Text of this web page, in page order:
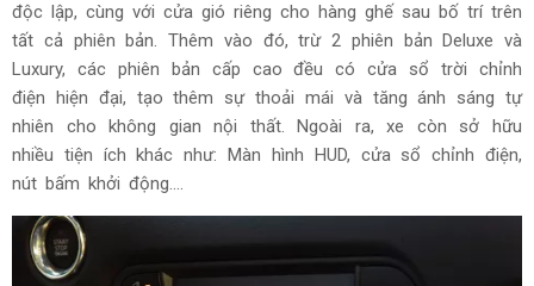
độc lập, cùng với cửa gió riêng cho hàng ghế sau bố trí trên
tất cả phiên bản. Thêm vào đó, trừ 2 phiên bản Deluxe và
Luxury, các phiên bản cấp cao đều có cửa sổ trời chỉnh
điện hiện đại, tạo thêm sự thoải mái và tăng ánh sáng tự
nhiên cho không gian nội thất. Ngoài ra, xe còn sở hữu
nhiều tiện ích khác như: Màn hình HUD, cửa sổ chỉnh điện,
nút bấm khởi động....